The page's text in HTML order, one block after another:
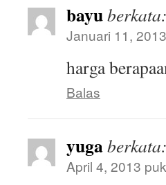
bayuberkata:
Januari 11,
harga
Balas
yugaberkata:
April 4, 2013